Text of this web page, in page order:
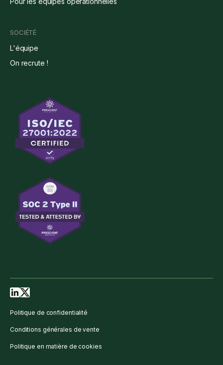
SOCIÉTÉ
L'équipe
On recrute !
Politique de confidentialité
Conditions générales de vente
Politique en matière de cookies